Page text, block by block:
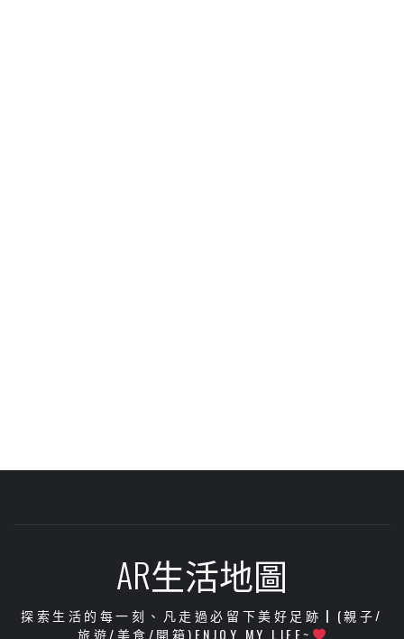
AR生活地圖
探索生活的每一刻、凡走過必留下美好足跡┃(親子/
旅遊/美食/開箱)ENJOY MY LIFE~